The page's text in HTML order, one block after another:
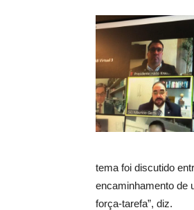
tema foi discutido
encaminhamento de
força-tarefa”, diz.